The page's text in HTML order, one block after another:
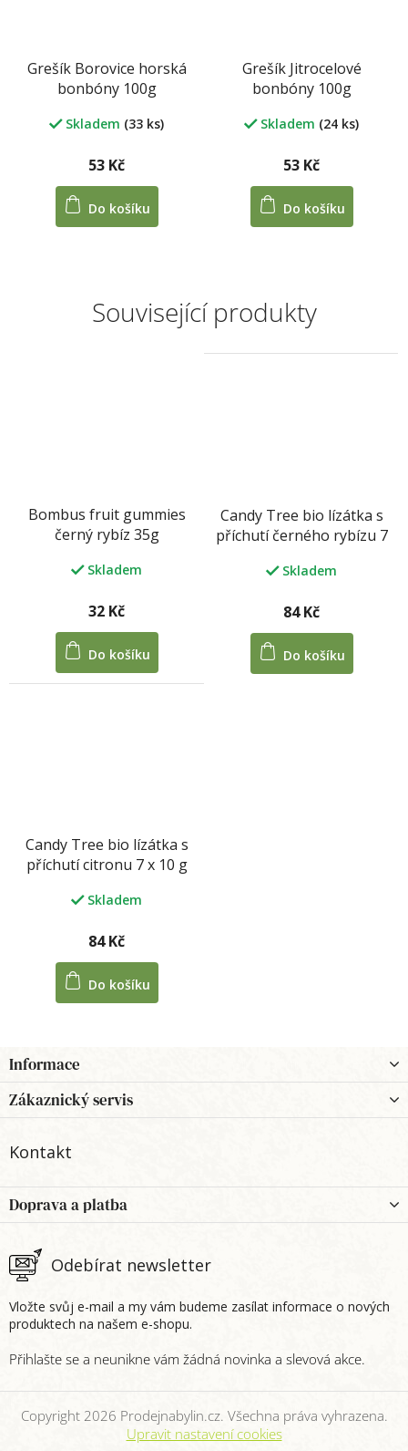
Související produkty
Bombus fruit gummies
černý rybíz 35g
Skladem
32 Kč
Do košíku
Candy Tree bio lízátka s
příchutí černého rybízu 7
Skladem
84 Kč
Do košíku
Candy Tree bio lízátka s
příchutí citronu 7 x 10 g
Skladem
84 Kč
Do košíku
Grešík Borovice horská
bonbóny 100g
Skladem (33 ks)
53 Kč
Do košíku
Grešík Jitrocelové
bonbóny 100g
Skladem (24 ks)
53 Kč
Do košíku
á
p
a
Informace
Zákaznický servis
Kontakt
Odebírat newsletter
Vložte svůj e-mail a my vám budeme zasílat informace o nových
produktech na našem e-shopu.
Doprava a platba
Copyright 2026 Prodejnabylin.cz. Všechna práva vyhrazena.
Upravit nastavení cookies